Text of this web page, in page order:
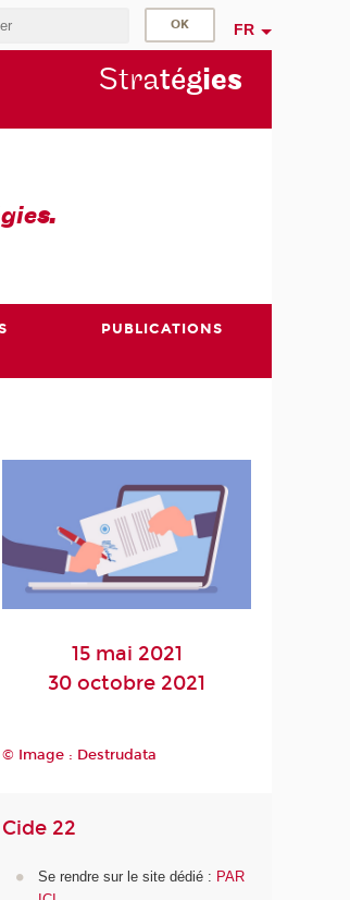
FR
Stratégies
gies.
PUBLICATIONS
15 mai 2021
30 octobre 2021
© Image : Destrudata
Cide 22
Se rendre sur le site dédié : PAR